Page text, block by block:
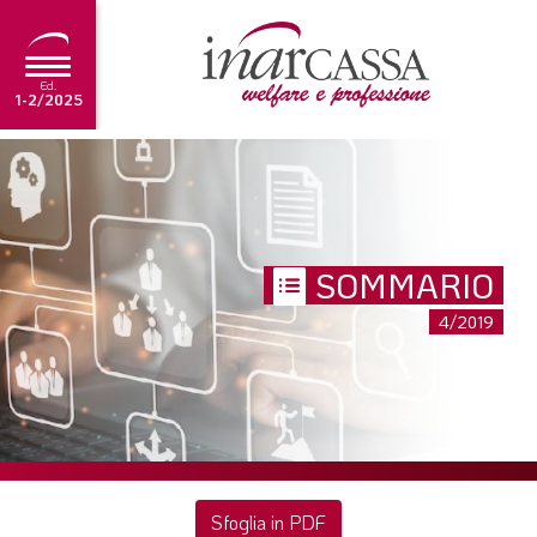
Ed.
1-2/2025
NEWS
EDITORIALE
TUTORIAL
SCADENZARIO
ARCHIVIO
Ultima edizione
1-2/2025
SOMMARIO
4/2019
Sfoglia in PDF